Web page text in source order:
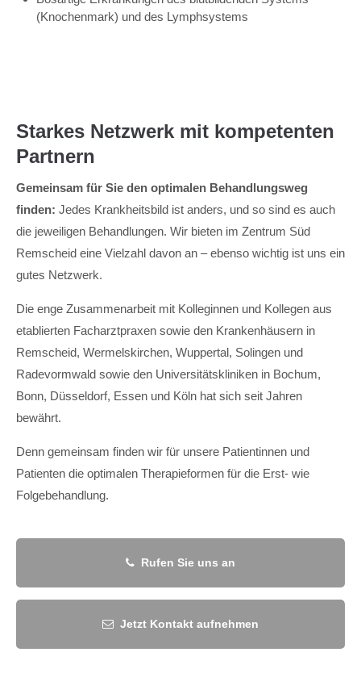
(Knochenmark) und des Lymphsystems
Starkes Netzwerk mit kompetenten
Partnern
Gemeinsam für Sie den optimalen Behandlungsweg
finden: Jedes Krankheitsbild ist anders, und so sind es auch
die jeweiligen Behandlungen. Wir bieten im Zentrum Süd
Remscheid eine Vielzahl davon an – ebenso wichtig ist uns ein
gutes Netzwerk.
Die enge Zusammenarbeit mit Kolleginnen und Kollegen aus
etablierten Facharztpraxen sowie den Krankenhäusern in
Remscheid, Wermelskirchen, Wuppertal, Solingen und
Radevormwald sowie den Universitätskliniken in Bochum,
Bonn, Düsseldorf, Essen und Köln hat sich seit Jahren
bewährt.
Denn gemeinsam finden wir für unsere Patientinnen und
Patienten die optimalen Therapieformen für die Erst- wie
Folgebehandlung.
Rufen Sie uns an
Jetzt Kontakt aufnehmen